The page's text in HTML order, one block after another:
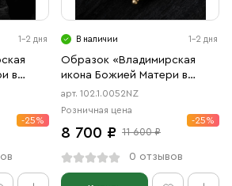
1-2 дня
в
-25%
В наличии 1-2 дня
Образок «Владимирская
икона Божией Матери в
форме цаты» чернение,
позолота
арт. 102.1.0052NZ
Розничная цена
8 700 ₽ 11 600 ₽
-25%
0 отзывов